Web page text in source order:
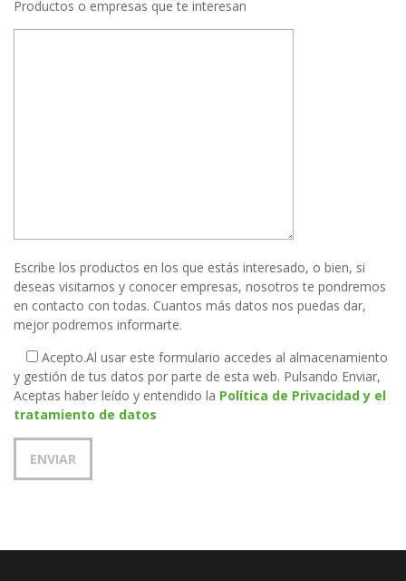
Productos o empresas que te interesan
Escribe los productos en los que estás interesado, o bien, si
deseas visitarnos y conocer empresas, nosotros te pondremos
en contacto con todas. Cuantos más datos nos puedas dar,
mejor podremos informarte.
Acepto.Al usar este formulario accedes al almacenamiento
y gestión de tus datos por parte de esta web. Pulsando Enviar,
Aceptas haber leído y entendido la Política de Privacidad y el
tratamiento de datos